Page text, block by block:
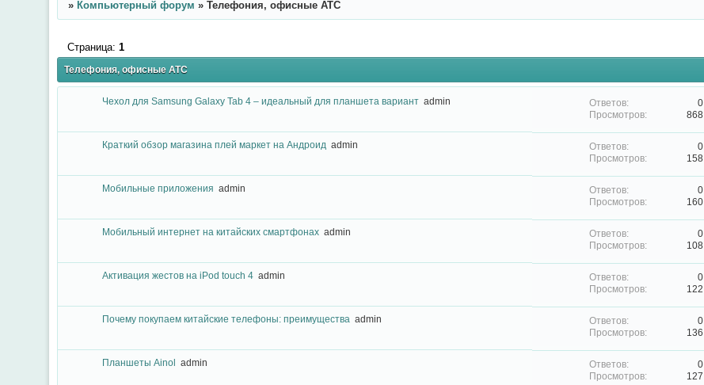
» Компьютерный форум » Телефония, офисные АТС
Телефония, офисные АТС
Страница: 1
Чехол для Samsung Galaxy Tab 4 – идеальный для планшета вариант admin
0
868
Краткий обзор магазина плей маркет на Андроид admin
0
158
Мобильные приложения admin
0
160
Мобильный интернет на китайских смартфонах admin
0
108
Активация жестов на iPod touch 4 admin
0
122
Почему покупаем китайские телефоны: преимущества admin
0
136
Планшеты Ainol admin
0
127